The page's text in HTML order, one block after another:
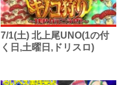
7/1(土) 北上尾UNO(1の付
く日,土曜日,ドリスロ)